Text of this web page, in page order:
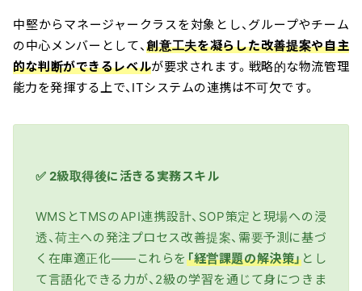
中堅からマネージャークラスを対象とし、グループやチーム
の中心メンバーとして、創意工夫を凝らした改善提案や自主
的な判断ができるレベルが要求されます。戦略的な物流管理
能力を発揮する上で、ITシステムの連携は不可欠です。
✅ 2級取得後に活きる実務スキル
WMSとTMSのAPI連携設計、SOP策定と現場への浸
透、荷主への発注プロセス改善提案、需要予測に基づ
く在庫適正化——これらを「経営課題の解決策」とし
て言語化できる力が、2級の学習を通じて身につきま